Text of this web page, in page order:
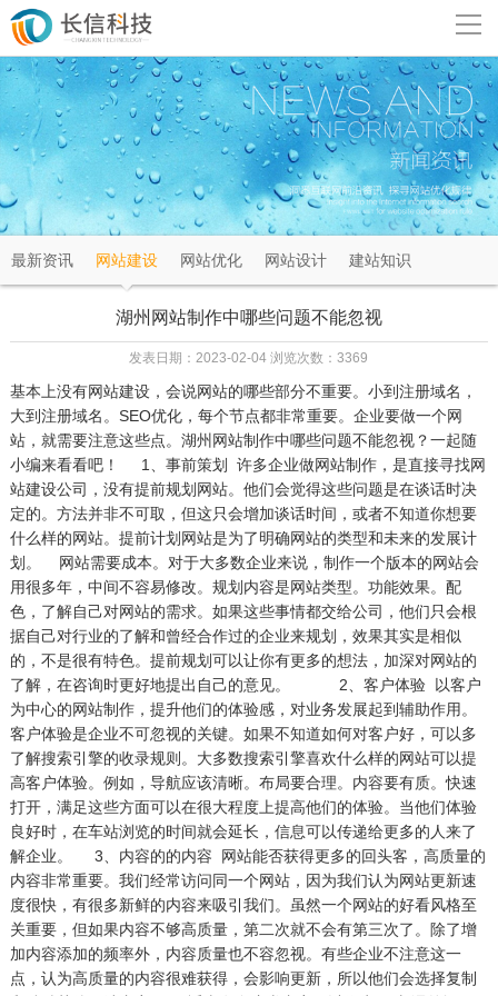
导
网站首页
关于我们
网站建设
成功案例
解决方案
新闻资讯
联系我们
最新资讯 网站建设 网站优化 网站设计 建站知识
湖州网站制作中哪些问题不能忽视
发表日期：2023-02-04 浏览次数：3369
基本上没有网站建设，会说网站的哪些部分不重要。小到注册域名，
大到注册域名。SEO优化，每个节点都非常重要。企业要做一个网
站，就需要注意这些点。湖州网站制作中哪些问题不能忽视？一起随
小编来看看吧！ 1、事前策划 许多企业做网站制作，是直接寻找网
站建设公司，没有提前规划网站。他们会觉得这些问题是在谈话时决
定的。方法并非不可取，但这只会增加谈话时间，或者不知道你想要
什么样的网站。提前计划网站是为了明确网站的类型和未来的发展计
划。 网站需要成本。对于大多数企业来说，制作一个版本的网站会
用很多年，中间不容易修改。规划内容是网站类型。功能效果。配
色，了解自己对网站的需求。如果这些事情都交给公司，他们只会根
据自己对行业的了解和曾经合作过的企业来规划，效果其实是相似
的，不是很有特色。提前规划可以让你有更多的想法，加深对网站的
了解，在咨询时更好地提出自己的意见。 2、客户体验 以客户
为中心的网站制作，提升他们的体验感，对业务发展起到辅助作用。
客户体验是企业不可忽视的关键。如果不知道如何对客户好，可以多
了解搜索引擎的收录规则。大多数搜索引擎喜欢什么样的网站可以提
高客户体验。例如，导航应该清晰。布局要合理。内容要有质。快速
打开，满足这些方面可以在很大程度上提高他们的体验。当他们体验
良好时，在车站浏览的时间就会延长，信息可以传递给更多的人来了
解企业。 3、内容的的内容 网站能否获得更多的回头客，高质量的
内容非常重要。我们经常访问同一个网站，因为我们认为网站更新速
度很快，有很多新鲜的内容来吸引我们。虽然一个网站的好看风格至
关重要，但如果内容不够高质量，第二次就不会有第三次了。除了增
加内容添加的频率外，内容质量也不容忽视。有些企业不注意这一
点，认为高质量的内容很难获得，会影响更新，所以他们会选择复制